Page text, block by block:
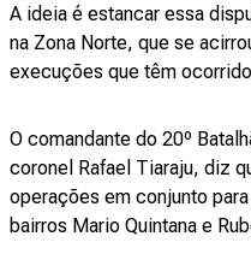
A ideia é estancar essa
na Zona Norte, que se
execuções que têm
O comandante do 20º
coronel Rafael Tiaraju, diz
operações em conjunto
bairros Mario Quintana e